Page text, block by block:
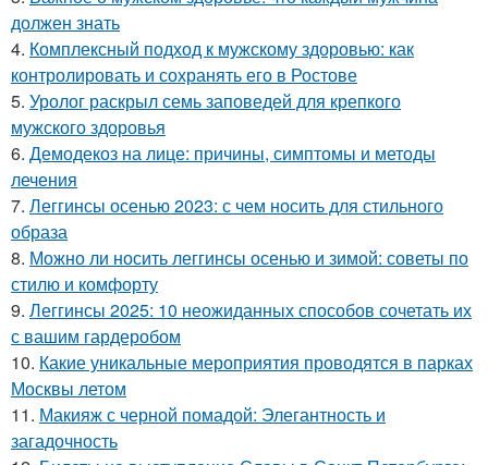
должен знать
4. Комплексный подход к мужскому здоровью: как
контролировать и сохранять его в Ростове
5. Уролог раскрыл семь заповедей для крепкого
мужского здоровья
6. Демодекоз на лице: причины, симптомы и методы
лечения
7. Леггинсы осенью 2023: с чем носить для стильного
образа
8. Можно ли носить леггинсы осенью и зимой: советы по
стилю и комфорту
9. Леггинсы 2025: 10 неожиданных способов сочетать их
с вашим гардеробом
10. Какие уникальные мероприятия проводятся в парках
Москвы летом
11. Макияж с черной помадой: Элегантность и
загадочность